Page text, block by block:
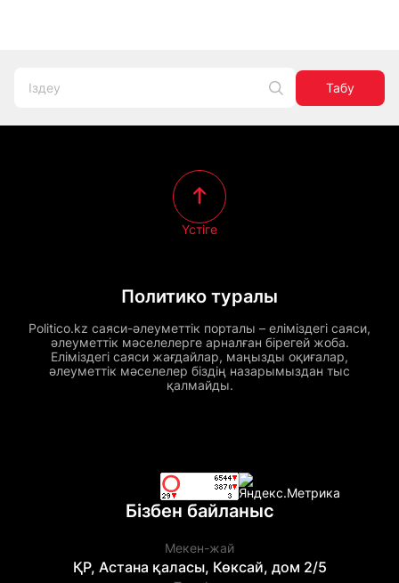
Табу
Политико туралы
Politico.kz саяси-әлеуметтік порталы – еліміздегі саяси,
әлеуметтік мәселелерге арналған бірегей жоба.
Еліміздегі саяси жағдайлар, маңызды оқиғалар,
әлеуметтік мәселелер біздің назарымыздан тыс
қалмайды.
Үстіге
Бізбен байланыс
Мекен-жай
ҚР, Астана қаласы, Көксай, дом 2/5